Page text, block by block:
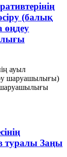
(балық
өңдеу
ауыл
шаруашылығы)
шаруашылығы
туралы Заңы